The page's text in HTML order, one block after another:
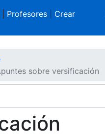
Profesores| Crear
sobre versificación